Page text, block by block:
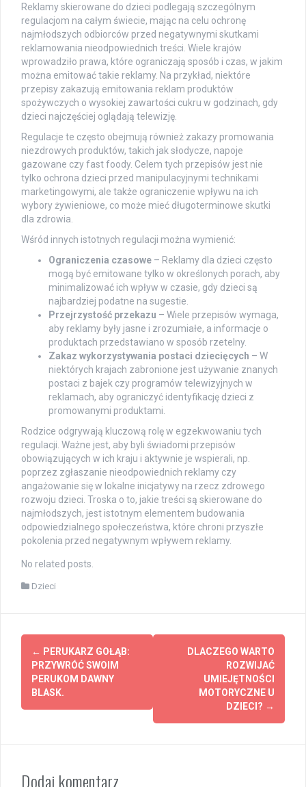
Reklamy skierowane do dzieci podlegają szczególnym
regulacjom na całym świecie, mając na celu ochronę
najmłodszych odbiorców przed negatywnymi skutkami
reklamowania nieodpowiednich treści. Wiele krajów
wprowadziło prawa, które ograniczają sposób i czas, w jakim
można emitować takie reklamy. Na przykład, niektóre
przepisy zakazują emitowania reklam produktów
spożywczych o wysokiej zawartości cukru w godzinach, gdy
dzieci najczęściej oglądają telewizję.
Regulacje te często obejmują również zakazy promowania
niezdrowych produktów, takich jak słodycze, napoje
gazowane czy fast foody. Celem tych przepisów jest nie
tylko ochrona dzieci przed manipulacyjnymi technikami
marketingowymi, ale także ograniczenie wpływu na ich
wybory żywieniowe, co może mieć długoterminowe skutki
dla zdrowia.
Wśród innych istotnych regulacji można wymienić:
Ograniczenia czasowe – Reklamy dla dzieci często
mogą być emitowane tylko w określonych porach, aby
minimalizować ich wpływ w czasie, gdy dzieci są
najbardziej podatne na sugestie.
Przejrzystość przekazu – Wiele przepisów wymaga,
aby reklamy były jasne i zrozumiałe, a informacje o
produktach przedstawiano w sposób rzetelny.
Zakaz wykorzystywania postaci dziecięcych – W
niektórych krajach zabronione jest używanie znanych
postaci z bajek czy programów telewizyjnych w
reklamach, aby ograniczyć identyfikację dzieci z
promowanymi produktami.
Rodzice odgrywają kluczową rolę w egzekwowaniu tych
regulacji. Ważne jest, aby byli świadomi przepisów
obowiązujących w ich kraju i aktywnie je wspierali, np.
poprzez zgłaszanie nieodpowiednich reklamy czy
angażowanie się w lokalne inicjatywy na rzecz zdrowego
rozwoju dzieci. Troska o to, jakie treści są skierowane do
najmłodszych, jest istotnym elementem budowania
odpowiedzialnego społeczeństwa, które chroni przyszłe
pokolenia przed negatywnym wpływem reklamy.
No related posts.
Dzieci
Post
navigation
← PERUKARZ GOŁĄB:
PRZYWRÓĆ SWOIM
PERUKOM DAWNY
BLASK.
DLACZEGO WARTO
ROZWIJAĆ
UMIEJĘTNOŚCI
MOTORYCZNE U
DZIECI? →
Dodaj komentarz